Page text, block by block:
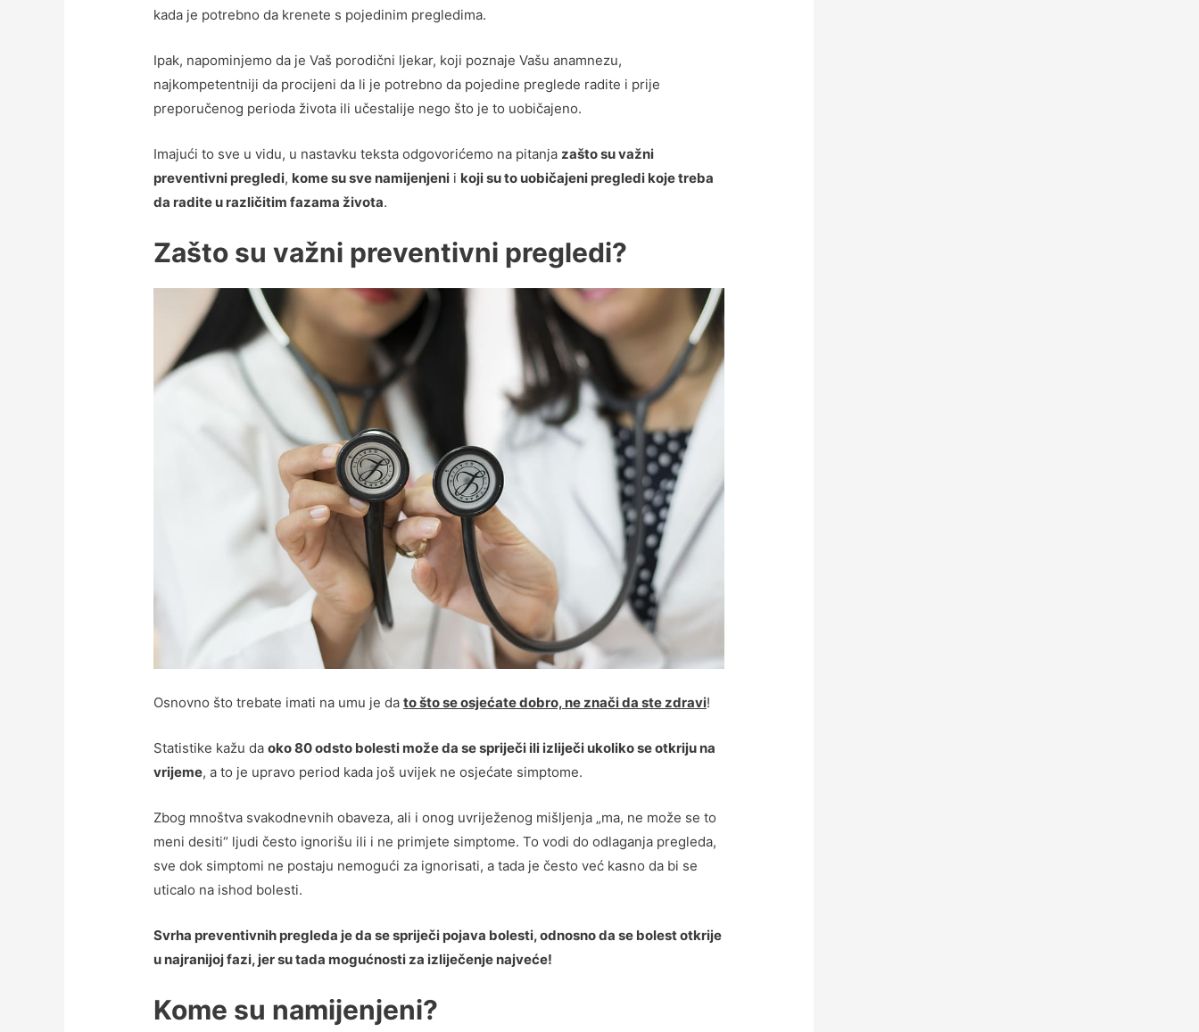
kada je potrebno da krenete s pojedinim pregledima.
Ipak, napominjemo da je Vaš porodični ljekar, koji poznaje Vašu anamnezu,
najkompetentniji da procijeni da li je potrebno da pojedine preglede radite i prije
preporučenog perioda života ili učestalije nego što je to uobičajeno.
Imajući to sve u vidu, u nastavku teksta odgovorićemo na pitanjazašto su važni
preventivni pregledi, kome su sve namijenjeni i koji su to uobičajeni pregledi koje treba
da radite u različitim fazama života.
Zašto su važni preventivni pregledi?
Osnovno što trebate imati na umu je dato što se osjećate dobro, ne znači da ste zdravi!
Statistike kažu daoko 80 odsto bolesti može da se spriječi ili izliječi ukoliko se otkriju na
vrijeme, a to je upravo period kada još uvijek ne osjećate simptome.
Zbog mnoštva svakodnevnih obaveza, ali i onog uvriježenog mišljenja „ma, ne može se to
meni desiti“ ljudi često ignorišu ili i ne primjete simptome. To vodi do odlaganja pregleda,
sve dok simptomi ne postaju nemogući za ignorisati, a tada je često već kasno da bi se
uticalo na ishod bolesti.
Svrha preventivnih pregleda je da se spriječi pojava bolesti, odnosno da se bolest otkrije
u najranijoj fazi, jer su tada mogućnosti za izliječenje najveće!
Kome su namijenjeni?